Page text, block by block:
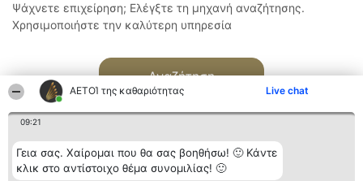
ΑΕΤΟΊ της καθαριότητας Live chat
09:21
Γεια σας. Χαίρομαι που θα σας βοηθήσω! 🙂 Κάντε
κλικ στο αντίστοιχο θέμα συνομιλίας! 🙂
Ψάχνετε επιχείρηση; Ελέγξτε τη μηχανή αναζήτησης.
Χρησιμοποιήστε την καλύτερη υπηρεσία
Αναζήτηση